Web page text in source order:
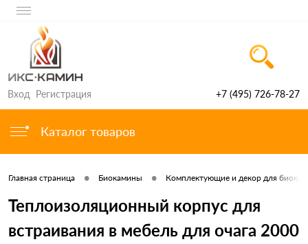
Вход Регистрация +7 (495) 726-78-27
Каталог товаров
Главная страница • Биокамины • Комплектующие и декор для
Теплоизоляционный корпус для
встраивания в мебель для очага 2000